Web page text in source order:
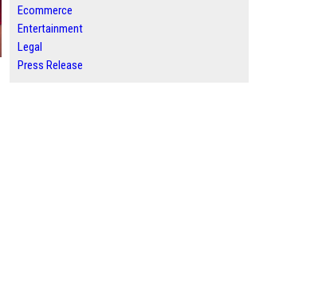
Ecommerce
Entertainment
Legal
Press Release